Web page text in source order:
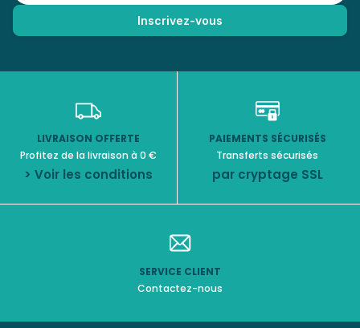
LIVRAISON OFFERTE
Profitez de la livraison à 0 €
> Voir les conditions
PAIEMENTS SÉCURISÉS
Transferts sécurisés
par cryptage SSL
SERVICE CLIENT
Contactez-nous